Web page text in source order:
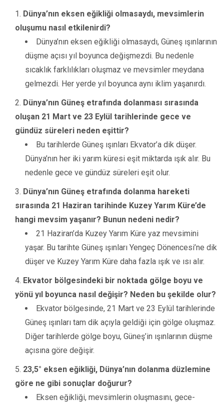
Dünya’nın eksen eğikliği olmasaydı, mevsimlerin
oluşumu nasıl etkilenirdi?
Dünya’nın eksen eğikliği olmasaydı, Güneş ışınlarının
düşme açısı yıl boyunca değişmezdi. Bu nedenle
sıcaklık farklılıkları oluşmaz ve mevsimler meydana
gelmezdi. Her yerde yıl boyunca aynı iklim yaşanırdı.
Dünya’nın Güneş etrafında dolanması sırasında
oluşan 21 Mart ve 23 Eylül tarihlerinde gece ve
gündüz süreleri neden eşittir?
Bu tarihlerde Güneş ışınları Ekvator’a dik düşer.
Dünya’nın her iki yarım küresi eşit miktarda ışık alır. Bu
nedenle gece ve gündüz süreleri eşit olur.
Dünya’nın Güneş etrafında dolanma hareketi
sırasında 21 Haziran tarihinde Kuzey Yarım Küre’de
hangi mevsim yaşanır? Bunun nedeni nedir?
21 Haziran’da Kuzey Yarım Küre yaz mevsimini
yaşar. Bu tarihte Güneş ışınları Yengeç Dönencesi’ne dik
düşer ve Kuzey Yarım Küre daha fazla ışık ve ısı alır.
Ekvator bölgesindeki bir noktada gölge boyu ve
yönü yıl boyunca nasıl değişir? Neden bu şekilde olur?
Ekvator bölgesinde, 21 Mart ve 23 Eylül tarihlerinde
Güneş ışınları tam dik açıyla geldiği için gölge oluşmaz.
Diğer tarihlerde gölge boyu, Güneş’in ışınlarının düşme
açısına göre değişir.
23,5° eksen eğikliği, Dünya’nın dolanma düzlemine
göre ne gibi sonuçlar doğurur?
Eksen eğikliği, mevsimlerin oluşmasını, gece-